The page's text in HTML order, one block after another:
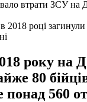
2018 році загинули
року на
80
понад 560